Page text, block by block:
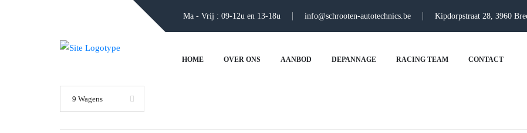
Ma - Vrij : 09-12u en 13-18u info@schrooten-autotechnics.be Kipdorpstraat 28, 3960
HOME OVER ONS AANBOD DEPANNAGE RACING TEAM CONTACT
9 Wagens